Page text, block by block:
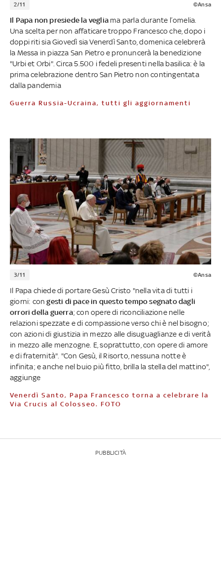
2/11 ©Ansa
Il Papa non presiede la veglia ma parla durante l’omelia.
Una scelta per non affaticare troppo Francesco che, dopo i
doppi riti sia Giovedì sia Venerdì Santo, domenica celebrerà
la Messa in piazza San Pietro e pronuncerà la benedizione
"Urbi et Orbi". Circa 5.500 i fedeli presenti nella basilica: è la
prima celebrazione dentro San Pietro non contingentata
dalla pandemia
Guerra Russia-Ucraina, tutti gli aggiornamenti
3/11 ©Ansa
Il Papa chiede di portare Gesù Cristo "nella vita di tutti i
giorni: congesti di pace in questo tempo segnato dagli
orrori della guerra; con opere di riconciliazione nelle
relazioni spezzate e di compassione verso chi è nel bisogno;
con azioni di giustizia in mezzo alle disuguaglianze e di verità
in mezzo alle menzogne. E, soprattutto, con opere di amore
e di fraternità". "Con Gesù, il Risorto, nessuna notte è
infinita; e anche nel buio più fitto, brilla la stella del mattino",
aggiunge
Venerdì Santo, Papa Francesco torna a celebrare la
Via Crucis al Colosseo. FOTO
PUBBLICITÀ